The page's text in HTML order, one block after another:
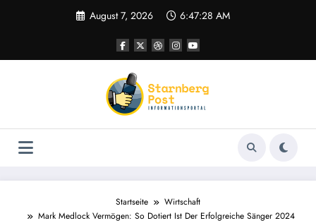
August 7, 2026 6:47:29 AM
Startseite
Wirtschaft
Mark Medlock Vermögen: So Dotiert Ist Der Erfolgreiche Sänger 2024